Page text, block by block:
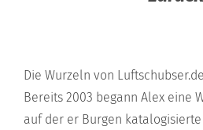
Die Wurzeln von
Bereits 2003 begann Alex eine
auf der er Burgen